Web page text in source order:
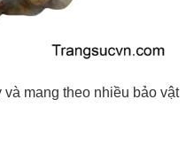
mang theo nhiều bảo vật